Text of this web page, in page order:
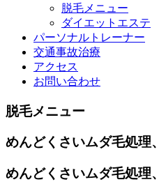
脱毛メニュー
ダイエットエステ
パーソナルトレーナー
交通事故治療
アクセス
お問い合わせ
脱毛メニュー
めんどくさいムダ毛処理
めんどくさいムダ毛処理、